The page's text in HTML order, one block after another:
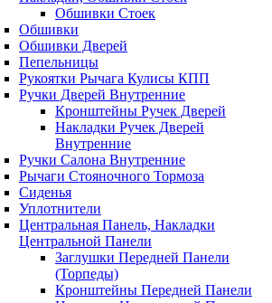
Обшивки Стоек
Обшивки
Обшивки Дверей
Пепельницы
Рукоятки Рычага Кулисы КПП
Ручки Дверей Внутренние
Кронштейны Ручек Дверей
Накладки Ручек Дверей
Внутренние
Ручки Салона Внутренние
Рычаги Стояночного Тормоза
Сиденья
Уплотнители
Центральная Панель, Накладки
Центральной Панели
Заглушки Передней Панели
(Торпеды)
Кронштейны Передней Панели